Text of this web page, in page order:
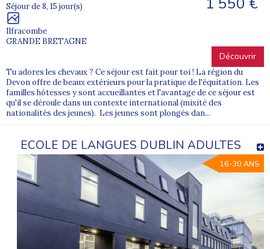
Séjour de 8, 15 jour(s)
Ilfracombe
GRANDE BRETAGNE
Découvrir
Tu adores les chevaux ? Ce séjour est fait pour toi ! La région du
Devon offre de beaux extérieurs pour la pratique de l'équitation. Les
familles hôtesses y sont accueillantes et l'avantage de ce séjour est
qu'il se déroule dans un contexte international (mixité des
nationalités des jeunes). Les jeunes sont plongés dan...
ECOLE DE LANGUES DUBLIN ADULTES
16-30 ANS